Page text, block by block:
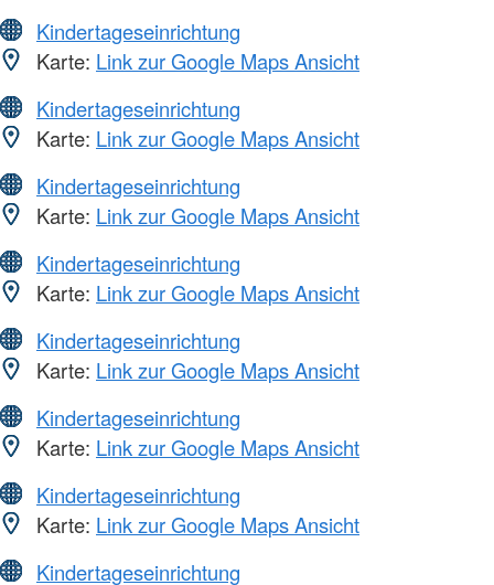
Kindertageseinrichtung
Karte: Link zur Google Maps Ansicht
Kindertageseinrichtung
Karte: Link zur Google Maps Ansicht
Kindertageseinrichtung
Karte: Link zur Google Maps Ansicht
Kindertageseinrichtung
Karte: Link zur Google Maps Ansicht
Kindertageseinrichtung
Karte: Link zur Google Maps Ansicht
Kindertageseinrichtung
Karte: Link zur Google Maps Ansicht
Kindertageseinrichtung
Karte: Link zur Google Maps Ansicht
Kindertageseinrichtung